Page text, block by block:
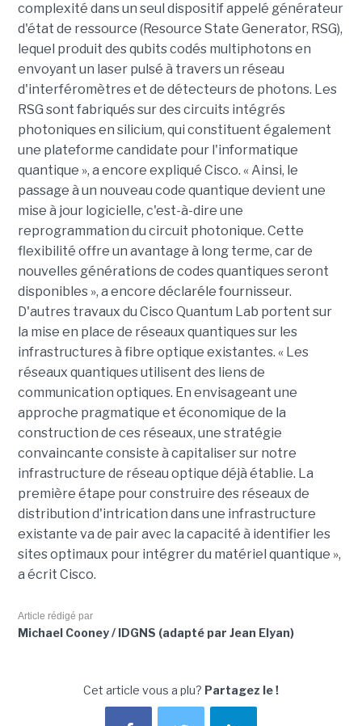
complexité dans un seul dispositif appelé générateur
d'état de ressource (Resource State Generator, RSG),
lequel produit des qubits codés multiphotons en
envoyant un laser pulsé à travers un réseau
d'interféromètres et de détecteurs de photons. Les
RSG sont fabriqués sur des circuits intégrés
photoniques en silicium, qui constituent également
une plateforme candidate pour l'informatique
quantique », a encore expliqué Cisco. « Ainsi, le
passage à un nouveau code quantique devient une
mise à jour logicielle, c'est-à-dire une
reprogrammation du circuit photonique. Cette
flexibilité offre un avantage à long terme, car de
nouvelles générations de codes quantiques seront
disponibles », a encore déclaréle fournisseur.
D'autres travaux du Cisco Quantum Lab portent sur
la mise en place de réseaux quantiques sur les
infrastructures à fibre optique existantes. « Les
réseaux quantiques utilisent des liens de
communication optiques. En envisageant une
approche pragmatique et économique de la
construction de ces réseaux, une stratégie
convaincante consiste à capitaliser sur notre
infrastructure de réseau optique déjà établie. La
première étape pour construire des réseaux de
distribution d'intrication dans une infrastructure
existante va de pair avec la capacité à identifier les
sites optimaux pour intégrer du matériel quantique »,
a écrit Cisco.
Article rédigé par
Michael Cooney / IDGNS (adapté par Jean Elyan)
Cet article vous a plu? Partagez le !